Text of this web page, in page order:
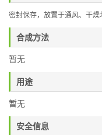
密封保存，放置于通风、干燥
合成方法
暂无
用途
暂无
安全信息